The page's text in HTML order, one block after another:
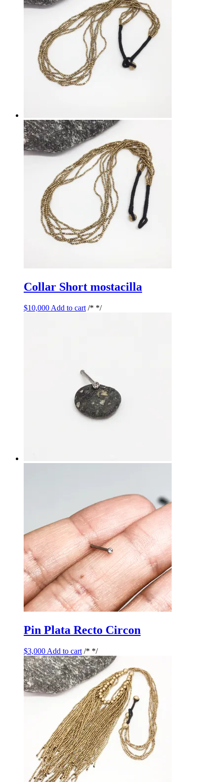
Collar Short mostacilla
$10,000 Add to cart /* */
Pin Plata Recto Circon
$3,000 Add to cart /* */